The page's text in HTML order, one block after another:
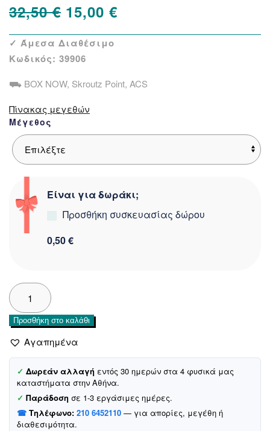
32,50€ Original
price
was:
15,00 €
τρέχουσα
15,00 €.
✓ Άμεσα Διαθέσιμο
Κωδικός: 39906
⛟ BOX NOW, Skroutz Point, ACS
Πίνακας μεγεθών
Μέγεθος
Είναι για δωράκι;
Προσθήκη συσκευασίας δώρου
0,50 €
Misse
Kids
μακρυμάνικο
φορεματάκι
«Lacing»
ποσότητα
Προσθήκη στο καλάθι
Αγαπημένα
✓ Δωρεάν αλλαγή εντός 30 ημερών στα 4 φυσικά μας
καταστήματα στην Αθήνα.
✓ Παράδοση σε 1-3 εργάσιμες ημέρες.
☎ Τηλέφωνο: 210 6452110 — για απορίες, μεγέθη ή
διαθεσιμότητα.